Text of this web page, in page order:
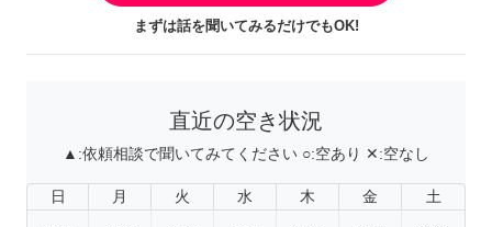
まずは話を聞いてみるだけでもOK!
直近の空き状況
▲:依頼相談で聞いてみてください ○:空あり ✕:空なし
日 月 火 水 木 金 土